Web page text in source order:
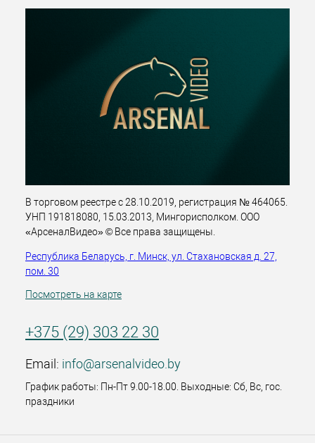
В торговом реестре с 28.10.2019, регистрация № 464065.
УНП 191818080, 15.03.2013, Мингорисполком. ООО
«АрсеналВидео» © Все права защищены.
Республика Беларусь, г. Минск, ул. Стахановская д. 27,
пом. 30
Посмотреть на карте
+375 (29) 303 22 30
Email: info@arsenalvideo.by
График работы: Пн-Пт 9.00-18.00. Выходные: Сб, Вс, гос.
праздники